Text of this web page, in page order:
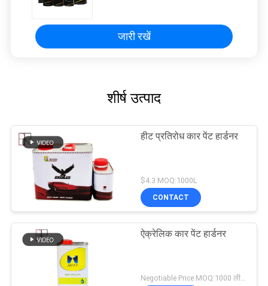
जारी रखें
शीर्ष उत्पाद
हीट प्रतिरोध कार पेंट हार्डनर
$4.3 MOQ:1000L
CONTACT
ऐक्रेलिक कार पेंट हार्डनर